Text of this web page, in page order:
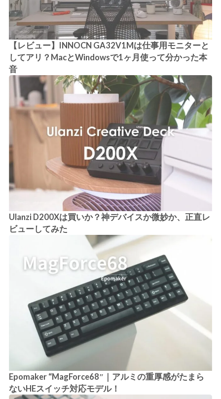
【レビュー】INNOCN GA32V1Mは仕事用モニターと
してアリ？MacとWindowsで1ヶ月使って分かった本
音
Ulanzi D200Xは買いか？神デバイスか微妙か、正直レ
ビューしてみた
Epomaker “MagForce68″｜アルミの重厚感がたまら
ないHEスイッチ対応モデル！